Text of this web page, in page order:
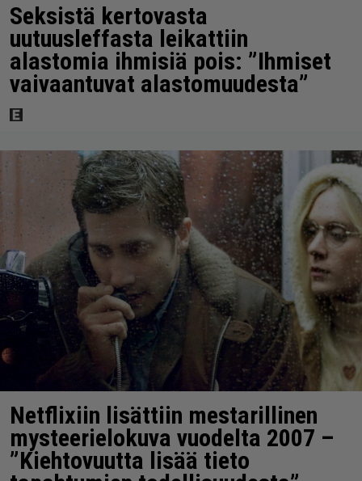
Seksistä kertovasta
uutuusleffasta leikattiin
alastomia ihmisiä pois: ”Ihmiset
vaivaantuvat alastomuudesta”
Netflixiin lisättiin mestarillinen
mysteerielokuva vuodelta 2007 –
”Kiehtovuutta lisää tieto